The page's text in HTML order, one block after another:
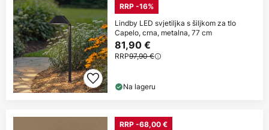
RRP -16%
Lindby LED svjetiljka s šiljkom za tlo
Capelo, crna, metalna, 77 cm
81,90 €
RRP97,90 €
Na lageru
RRP -68,00 €